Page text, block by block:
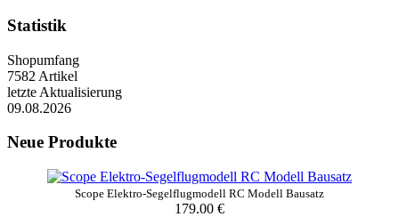
Statistik
Shopumfang
7582 Artikel
letzte Aktualisierung
09.08.2026
Neue Produkte
Scope Elektro-Segelflugmodell RC Modell Bausatz
179.00 €